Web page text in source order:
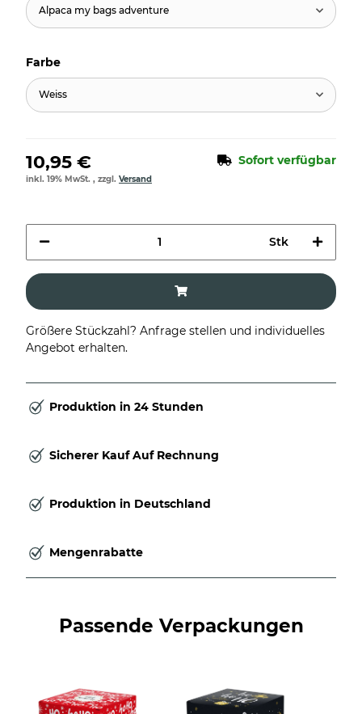
Alpaca my bags adventure
Farbe
Weiss
10,95 € Sofort verfügbar
inkl. 19% MwSt. , zzgl. Versand
Stk
Größere Stückzahl? Anfrage stellen und individuelles
Angebot erhalten.
Produktion in 24 Stunden
Sicherer Kauf Auf Rechnung
Produktion in Deutschland
Mengenrabatte
Passende Verpackungen